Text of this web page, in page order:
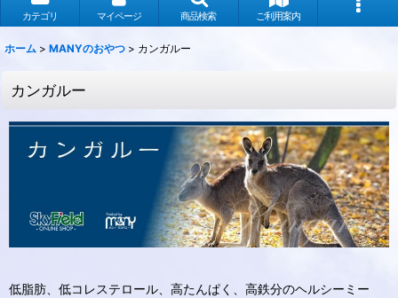
カテゴリ マイページ 商品検索 ご利用案内
ホーム > MANYのおやつ > カンガルー
カンガルー
低脂肪、低コレステロール、高たんぱく、高鉄分のヘルシーミー